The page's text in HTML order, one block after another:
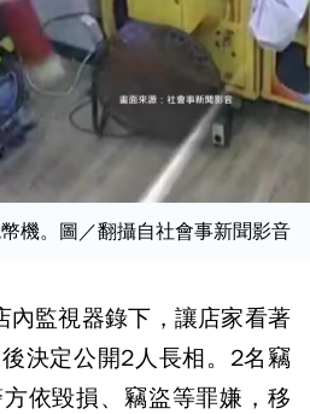
機。圖／翻攝自社會事新聞影音
內監視器錄下，讓店家看著
決定公開2人長相。2名竊
依毀損、竊盜等罪嫌，移